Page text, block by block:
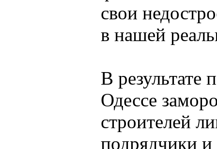
свои
в нашей
В результате
Одессе
строителей
подрядчики и